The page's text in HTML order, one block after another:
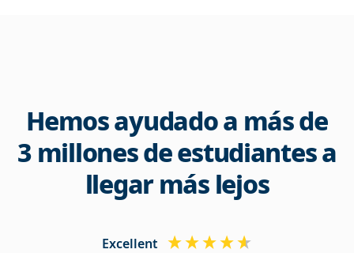
Hemos ayudado a más de
3 millones de estudiantes a
llegar más lejos
Excellent